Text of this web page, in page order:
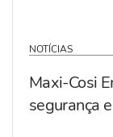
NOTÍCIAS
Maxi-Cosi
segurança